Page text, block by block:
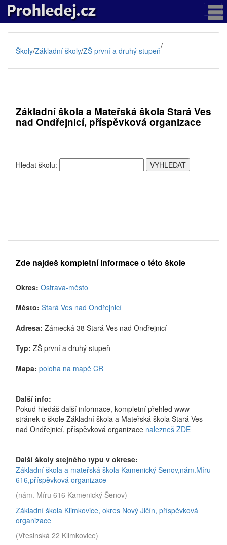
Školy/Základní školy/ZŠ první a druhý stupeň/
Základní škola a Mateřská škola Stará Ves
nad Ondřejnicí, příspěvková organizace
Hledat školu:
Zde najdeš kompletní informace o této škole
Okres: Ostrava-město
Město: Stará Ves nad Ondřejnicí
Adresa: Zámecká 38 Stará Ves nad Ondřejnicí
Typ: ZŠ první a druhý stupeň
Mapa: poloha na mapě ČR
Další info:
Pokud hledáš další informace, kompletní přehled www
stránek o škole Základní škola a Mateřská škola Stará Ves
nad Ondřejnicí, příspěvková organizace nalezneš ZDE
Další školy stejného typu v okrese:
Základní škola a mateřská škola Kamenický Šenov,nám.Míru
616,příspěvková organizace
(nám. Míru 616 Kamenický Šenov)
Základní škola Klimkovice, okres Nový Jičín, příspěvková
organizace
(Vřesinská 22 Klimkovice)